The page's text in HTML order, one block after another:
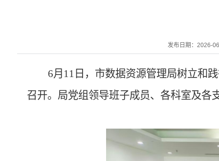
发布日期：2026-
6月 11 日， 市数据资源管理局树立和
召开。 局党组 领导班子成员、各科室及各